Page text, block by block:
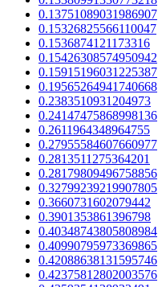
0.13751089031986907
0.15326825566110047
0.1536874121173316
0.15426308574950942
0.15915196031225387
0.19565264941740668
0.2383510931204973
0.24147475868998136
0.2611964348964755
0.27955584607660977
0.2813511275364201
0.28179809496758856
0.32799239219907805
0.3660731602079442
0.3901353861396798
0.40348743805808984
0.40990795973369865
0.42088638131595746
0.42375812802003576